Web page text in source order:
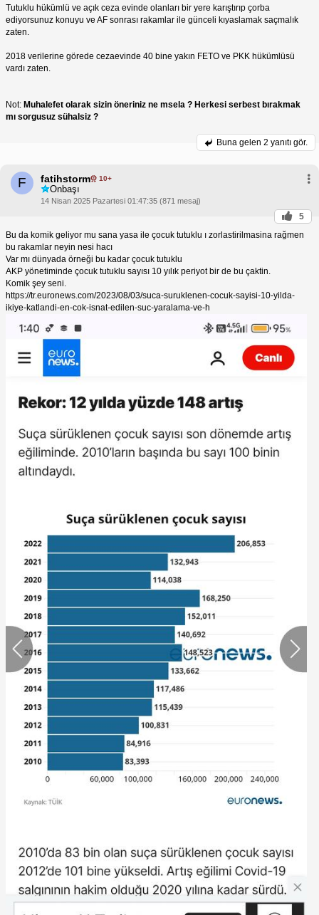
Tutuklu hükümlü ve açık ceza evinde olanları bir yere karıştırıp çorba
ediyorsunuz konuyu ve AF sonrası rakamlar ile günceli kıyaslamak saçmalık
zaten.
2018 verilerine görede cezaevinde 40 bine yakın FETO ve PKK hükümlüsü
vardı zaten.
Not: Muhalefet olarak sizin öneriniz ne msela ? Herkesi serbest bırakmak
mı sorgusuz sühalsiz ?
Buna gelen 2 yanıtı gör.
F fatihstorm 10+
Onbaşı
14 Nisan 2025 Pazartesi 01:47:35 (871 mesaj)
5
Bu da komik geliyor mu sana yasa ile çocuk tutuklu ı zorlastirilmasina rağmen
bu rakamlar neyin nesi hacı
Var mı dünyada örneği bu kadar çocuk tutuklu
AKP yönetiminde çocuk tutuklu sayısı 10 yılık periyot bir de bu çaktin.
Komik şey seni.
https://tr.euronews.com/2023/08/03/suca-suruklenen-cocuk-sayisi-10-yilda-
ikiye-katlandi-en-cok-isnat-edilen-suc-yaralama-ve-h